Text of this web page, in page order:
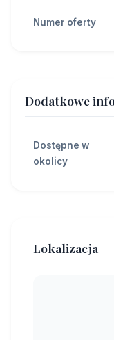
Numer oferty
Dodatkowe
Dostępne w
okolicy
Lokalizacja